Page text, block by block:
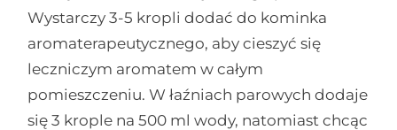
Wystarczy 3-5 kropli dodać do kominka
aromaterapeutycznego, aby cieszyć się
leczniczym aromatem w całym
pomieszczeniu. W łaźniach parowych dodaje
się 3 krople na 500 ml wody, natomiast chcąc